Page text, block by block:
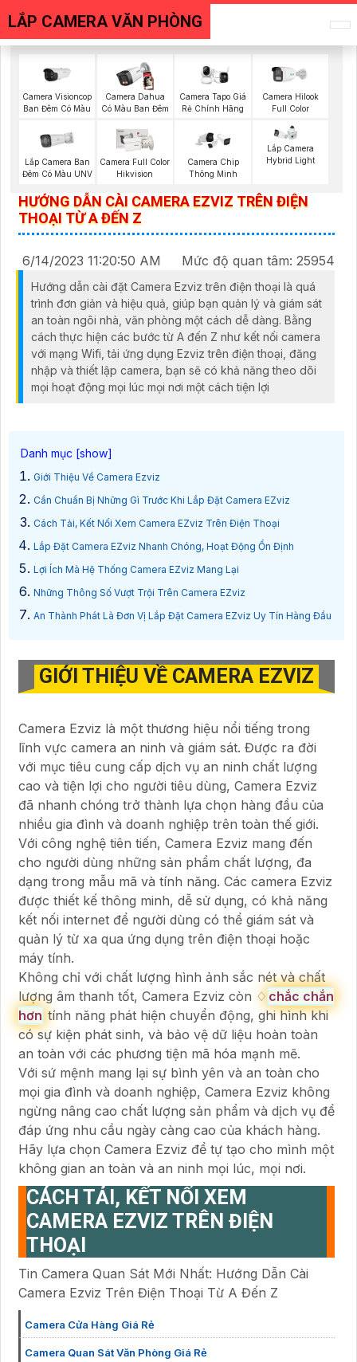
LẮP CAMERA VĂN PHÒNG
Camera Visioncop
Ban Đêm Có Màu
Camera Dahua
Có Màu Ban Đêm
Camera Tapo Giá
Rẻ Chính Hãng
Camera Hilook
Full Color
Lắp Camera Ban
Đêm Có Màu UNV
Camera Full Color
Hikvision
Camera Chip
Thông Minh
Lắp Camera
Hybrid Light
HƯỚNG DẪN CÀI CAMERA EZVIZ TRÊN ĐIỆN
THOẠI TỪ A ĐẾN Z
6/14/2023 11:20:50 AM Mức độ quan tâm: 25954
Hướng dẫn cài đặt Camera Ezviz trên điện thoại là quá
trình đơn giản và hiệu quả, giúp bạn quản lý và giám sát
an toàn ngôi nhà, văn phòng một cách dễ dàng. Bằng
cách thực hiện các bước từ A đến Z như kết nối camera
với mạng Wifi, tải ứng dụng Ezviz trên điện thoại, đăng
nhập và thiết lập camera, bạn sẽ có khả năng theo dõi
mọi hoạt động mọi lúc mọi nơi một cách tiện lợi
Giới Thiệu Về Camera Ezviz
Cần Chuẩn Bị Những Gì Trước Khi Lắp Đặt Camera EZviz
Cách Tải, Kết Nối Xem Camera EZviz Trên Điện Thoại
Lắp Đặt Camera EZviz Nhanh Chóng, Hoạt Động Ổn Định
Lợi Ích Mà Hệ Thống Camera EZviz Mang Lại
Những Thông Số Vượt Trội Trên Camera EZviz
An Thành Phát Là Đơn Vị Lắp Đặt Camera EZviz Uy Tín Hàng Đầu
GIỚI THIỆU VỀ CAMERA EZVIZ
Camera Ezviz là một thương hiệu nổi tiếng trong
lĩnh vực camera an ninh và giám sát. Được ra đời
với mục tiêu cung cấp dịch vụ an ninh chất lượng
cao và tiện lợi cho người tiêu dùng, Camera Ezviz
đã nhanh chóng trở thành lựa chọn hàng đầu của
nhiều gia đình và doanh nghiệp trên toàn thế giới.
Với công nghệ tiên tiến, Camera Ezviz mang đến
cho người dùng những sản phẩm chất lượng, đa
dạng trong mẫu mã và tính năng. Các camera Ezviz
được thiết kế thông minh, dễ sử dụng, có khả năng
kết nối internet để người dùng có thể giám sát và
quản lý từ xa qua ứng dụng trên điện thoại hoặc
máy tính.
Không chỉ với chất lượng hình ảnh sắc nét và chất
lượng âm thanh tốt, Camera Ezviz còn ♢ chắc chắn
hơn tính năng phát hiện chuyển động, ghi hình khi
có sự kiện phát sinh, và bảo vệ dữ liệu hoàn toàn
an toàn với các phương tiện mã hóa mạnh mẽ.
Với sứ mệnh mang lại sự bình yên và an toàn cho
mọi gia đình và doanh nghiệp, Camera Ezviz không
ngừng nâng cao chất lượng sản phẩm và dịch vụ để
đáp ứng nhu cầu ngày càng cao của khách hàng.
Hãy lựa chọn Camera Ezviz để tự tạo cho mình một
không gian an toàn và an ninh mọi lúc, mọi nơi.
CÁCH TẢI, KẾT NỐI XEM
CAMERA EZVIZ TRÊN ĐIỆN
THOẠI
Tin Camera Quan Sát Mới Nhất: Hướng Dẫn Cài
Camera Ezviz Trên Điện Thoại Từ A Đến Z
Camera Cửa Hàng Giá Rẻ
Camera Quan Sát Văn Phòng Giá Rẻ